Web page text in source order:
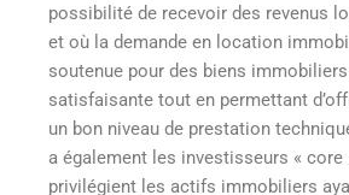
possibilité de recevoir des revenus
et où la demande en location
soutenue pour des biens
satisfaisante tout en permettant
un bon niveau de prestation
a également les investisseurs «
privilégient les actifs immobiliers